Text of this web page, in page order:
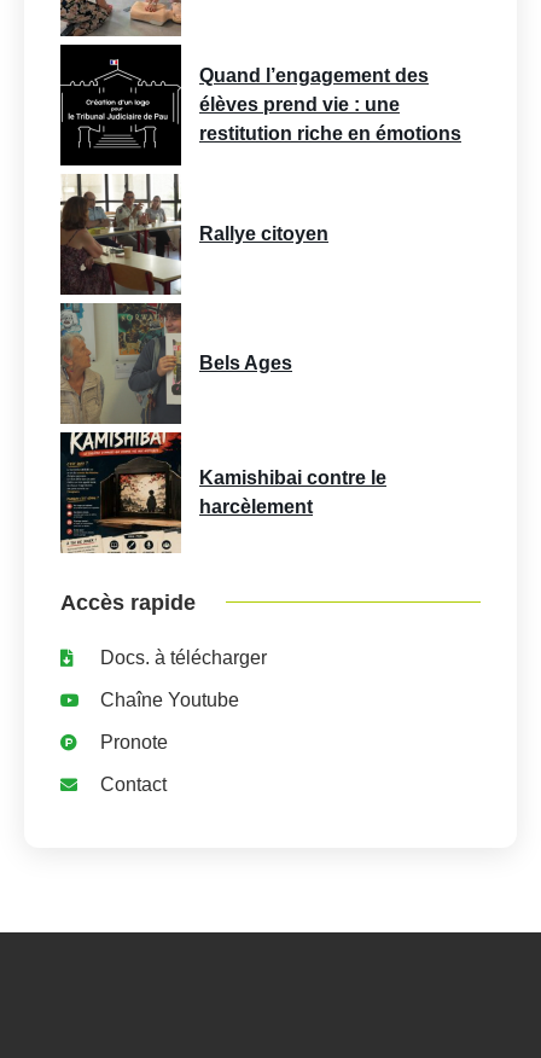
Quand l’engagement des
élèves prend vie : une
restitution riche en émotions
Rallye citoyen
Bels Ages
Kamishibai contre le
harcèlement
Accès rapide
Docs. à télécharger
Chaîne Youtube
Pronote
Contact